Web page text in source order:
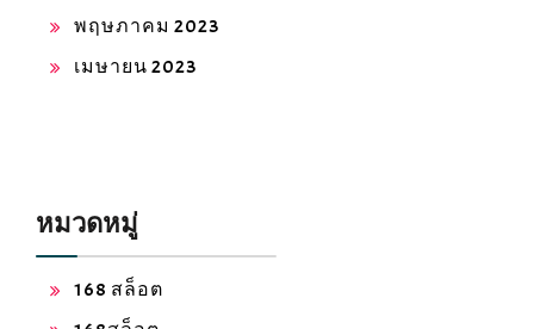
พฤษภาคม 2023
เมษายน 2023
หมวดหมู่
168 สล็อต